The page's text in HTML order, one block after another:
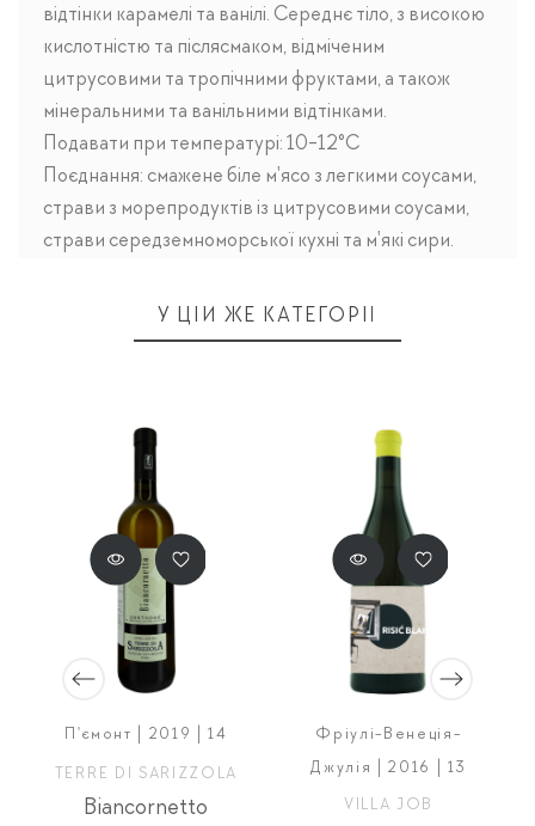
відтінки карамелі та ванілі. Середнє тіло, з високою
кислотністю та післясмаком, відміченим
цитрусовими та тропічними фруктами, а також
мінеральними та ванільними відтінками.
Подавати при температурі: 10-12°C
Поєднання: смажене біле м'ясо з легкими соусами,
страви з морепродуктів із цитрусовими соусами,
страви середземноморської кухні та м'які сири.
У ЦІЙ ЖЕ КАТЕГОРІЇ
П'ємонт | 2019 | 14
TERRE DI SARIZZOLA
Biancornetto
Фріулі-Венеція-
Джулія | 2016 | 13
VILLA JOB